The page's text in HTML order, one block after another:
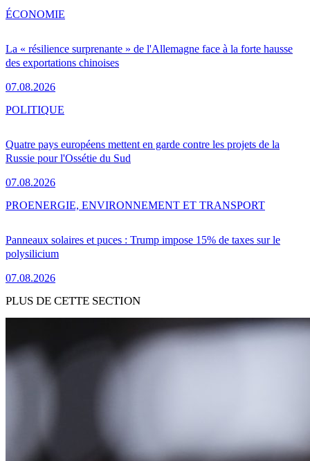
La « résilience surprenante » de l'Allemagne face à la forte hausse
des exportations chinoises
07.08.2026
ÉCONOMIE
Quatre pays européens mettent en garde contre les projets de la
Russie pour l'Ossétie du Sud
07.08.2026
POLITIQUE
Panneaux solaires et puces : Trump impose 15% de taxes sur le
polysilicium
07.08.2026
PROENERGIE, ENVIRONNEMENT ET TRANSPORT
PLUS DE CETTE SECTION